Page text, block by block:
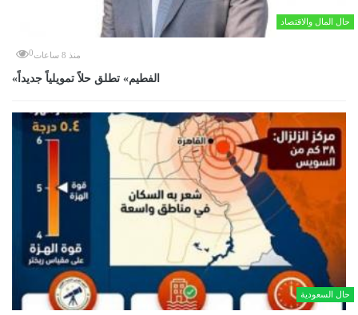
حال المال والاقتصاد
منذ 8 ساعات 0
«الفطيم» تطلق حلاً تمويلياً جديداً
حال السعودية